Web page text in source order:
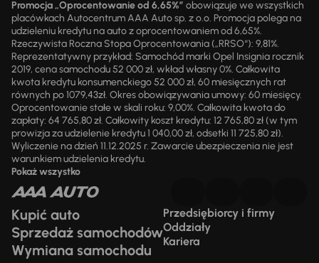
Promocja „Oprocentowanie od 6,65%” obowiązuje we wszystkich
placówkach Autocentrum AAA Auto sp. z o.o. Promocja polega na
udzieleniu kredytu na auto z oprocentowaniem od 6,65%.
Rzeczywista Roczna Stopa Oprocentowania („RRSO“): 9,81%.
Reprezentatywny przykład: Samochód marki Opel Insignia rocznik
2019, cena samochodu 52 000 zł, wkład własny 0%. Całkowita
kwota kredytu konsumenckiego 52 000 zł, 60 miesięcznych rat
równych po 1079,43zł. Okres obowiązywania umowy: 60 miesięcy.
Oprocentowanie stałe w skali roku: 9,00%. Całkowita kwota do
zapłaty: 64 765,80 zł. Całkowity koszt kredytu: 12 765,80 zł (w tym
prowizja za udzielenie kredytu 1 040,00 zł, odsetki 11 725,80 zł).
Wyliczenie na dzień 11.12.2025 r. Zawarcie ubezpieczenia nie jest
warunkiem udzielenia kredytu.
Pokaż wszystko
Kupić auto
Sprzedaż samochodów
Wymiana samochodu
Przedsiębiorcy i firmy
Oddziały
Kariera